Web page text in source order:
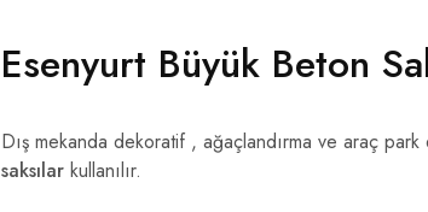
Esenyurt Büyük Beton
Dış mekanda dekoratif , ağaçlandırma ve araç
saksılar kullanılır.